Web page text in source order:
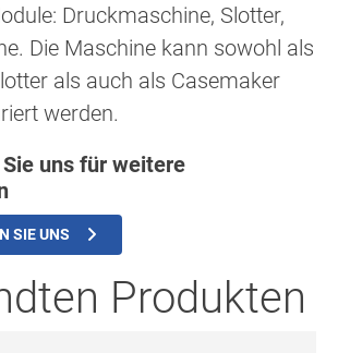
Druckmaschine, Slotter,
Die Maschine kann sowohl als
als auch als Casemaker
werden.
uns für weitere
SIE UNS
Produkten